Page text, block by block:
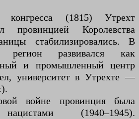
конгресса (1815) Утрехт
провинцией Королевства
стабилизировались. В
развивался как
и промышленный центр
университет в Утрехте —
войне провинция была
(1940–1945).